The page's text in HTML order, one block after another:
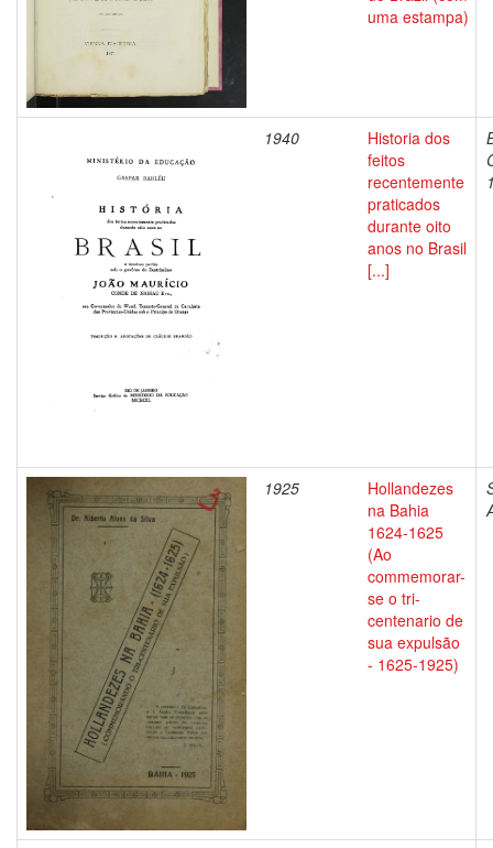
uma estampa)
1940
Historia dos
feitos
recentemente
praticados
durante oito
anos no Brasil
[...]
1925
Hollandezes
na Bahia
1624-1625
(Ao
commemorar-
se o tri-
centenario de
sua expulsão
- 1625-1925)